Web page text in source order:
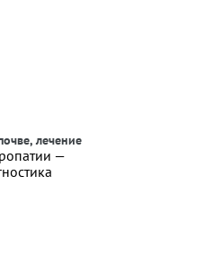
лечение